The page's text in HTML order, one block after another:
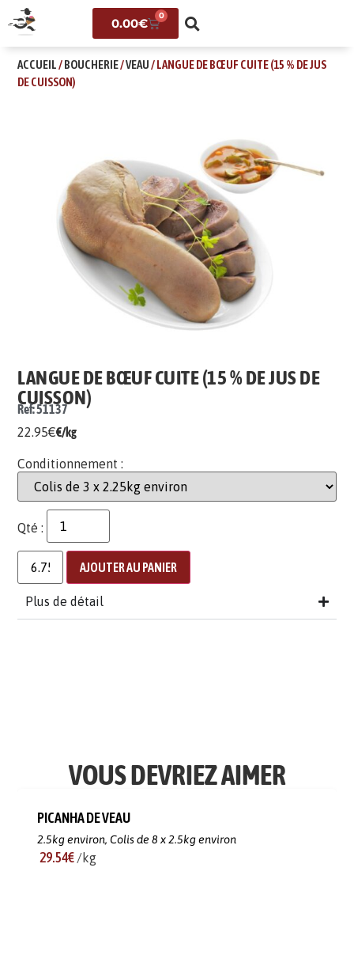
0.00€
0
ACCUEIL/BOUCHERIE/VEAU/ LANGUE DE BŒUF CUITE (15 % DE JUS
DE CUISSON)
LANGUE DE BŒUF CUITE (15 % DE JUS DE
CUISSON)
Ref: 51137
22.95€€/kg
Conditionnement :
Qté :
AJOUTER AU PANIER
Plus de détail
VOUS DEVRIEZ AIMER
PICANHA DE VEAU
2.5kg environ, Colis de 8 x 2.5kg environ
29.54€ /kg